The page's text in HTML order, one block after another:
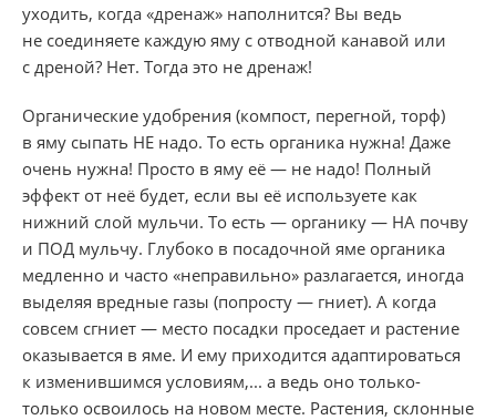
уходить, когда «дренаж» наполнится? Вы ведь
не соединяете каждую яму с отводной канавой или
с дреной? Нет. Тогда это не дренаж!
Органические удобрения (компост, перегной, торф)
в яму сыпать НЕ надо. То есть органика нужна! Даже
очень нужна! Просто в яму её — не надо! Полный
эффект от неё будет, если вы её используете как
нижний слой мульчи. То есть — органику — НА почву
и ПОД мульчу. Глубоко в посадочной яме органика
медленно и часто «неправильно» разлагается, иногда
выделяя вредные газы (попросту — гниет). А когда
совсем сгниет — место посадки проседает и растение
оказывается в яме. И ему приходится адаптироваться
к изменившимся условиям,... а ведь оно только-
только освоилось на новом месте. Растения, склонные